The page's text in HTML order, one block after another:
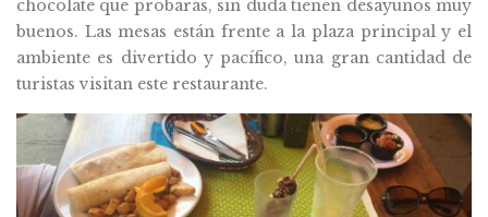
chocolate que probarás, sin duda tienen desayunos muy
buenos. Las mesas están frente a la plaza principal y el
ambiente es divertido y pacífico, una gran cantidad de
turistas visitan este restaurante.